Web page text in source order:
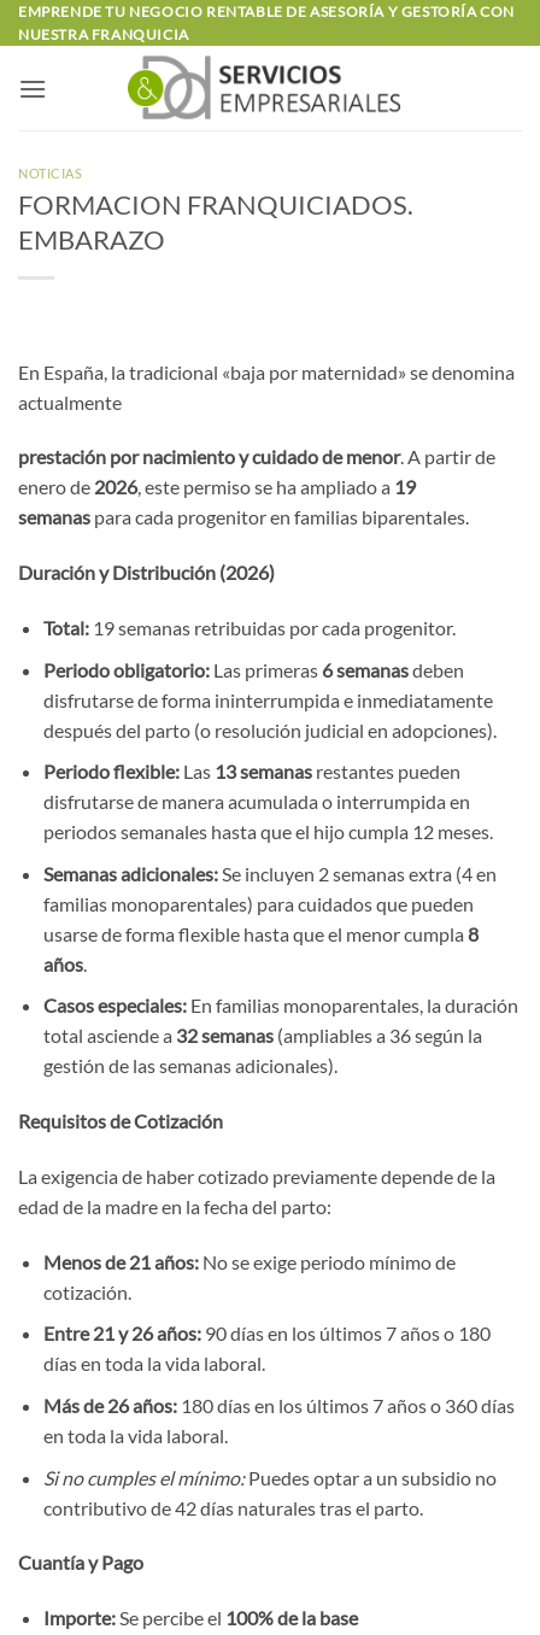
Saltar
al
EMPRENDE TU NEGOCIO RENTABLE DE ASESORÍA Y GESTORÍA CON
NUESTRA FRANQUICIA
NOTICIAS
FORMACION FRANQUICIADOS.
EMBARAZO
En España, la tradicional «baja por maternidad» se denomina
actualmente
prestación por nacimiento y cuidado de menor. A partir de
enero de 2026, este permiso se ha ampliado a 19
semanas para cada progenitor en familias biparentales.
Duración y Distribución (2026)
Total:19 semanas retribuidas por cada progenitor.
Periodo obligatorio:Las primeras 6 semanasdeben
disfrutarse de forma ininterrumpida e inmediatamente
después del parto (o resolución judicial en adopciones).
Periodo flexible:Las 13 semanasrestantes pueden
disfrutarse de manera acumulada o interrumpida en
periodos semanales hasta que el hijo cumpla 12 meses.
Semanas adicionales:Se incluyen 2 semanas extra (4 en
familias monoparentales) para cuidados que pueden
usarse de forma flexible hasta que el menor cumpla 8
años.
Casos especiales:En familias monoparentales, la duración
total asciende a 32 semanas(ampliables a 36 según la
gestión de las semanas adicionales).
Requisitos de Cotización
La exigencia de haber cotizado previamente depende de la
edad de la madre en la fecha del parto:
Menos de 21 años:No se exige periodo mínimo de
cotización.
Entre 21 y 26 años:90 días en los últimos 7 años o 180
días en toda la vida laboral.
Más de 26 años:180 días en los últimos 7 años o 360 días
en toda la vida laboral.
Si no cumples el mínimo:Puedes optar a un subsidio no
contributivo de 42 días naturales tras el parto.
Cuantía y Pago
Importe:Se percibe el 100% de la base